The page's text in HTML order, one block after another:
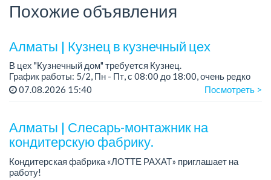
Похожие объявления
Алматы | Кузнец в кузнечный цех
В цех "Кузнечный дом" требуется Кузнец.
График работы: 5/2, Пн - Пт, с 08:00 до 18:00, очень редко
суббота.
- о...
07.08.2026 15:40 Посмотреть >
Алматы | Слесарь-монтажник на
кондитерскую фабрику.
Кондитерская фабрика «ЛОТТЕ РАХАТ» приглашает на
работу!